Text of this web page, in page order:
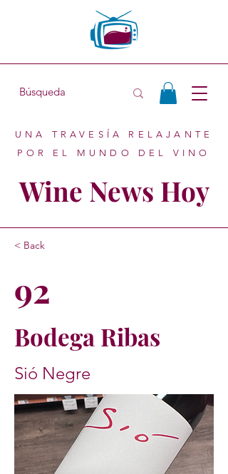
Wine News Hoy
UNA TRAVESÍA RELAJANTE
POR EL MUNDO DEL VINO
< Back
92
Bodega Ribas
Sió Negre